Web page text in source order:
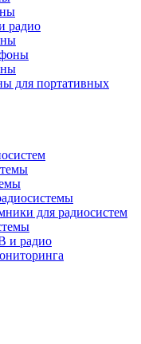
радио
для портативных
для радиосистем
и радио